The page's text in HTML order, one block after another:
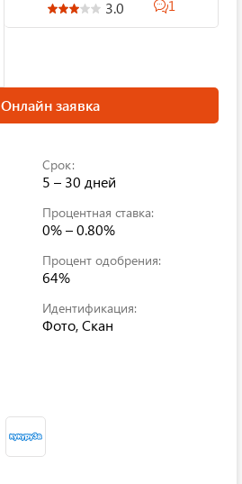
3.0 1
Онлайн заявка
Срок:
5 – 30 дней
Процентная ставка:
0% – 0.80%
Процент одобрения:
64%
Идентификация:
Фото, Скан